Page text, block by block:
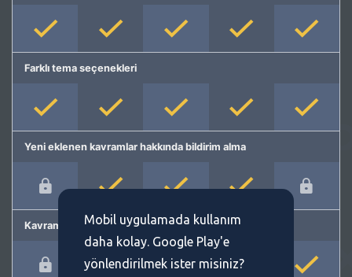
Farklı tema seçenekleri
Yeni eklenen kavramlar hakkında bildirim alma
Kavram önermeMobil uygulamada kullanım
daha kolay. Google Play'e
yönlendirilmek ister misiniz?